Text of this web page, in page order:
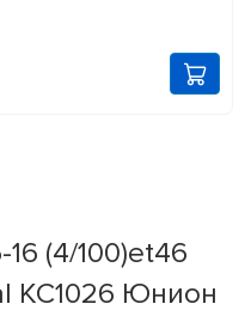
(4/100)et46
KC1026 Юнион